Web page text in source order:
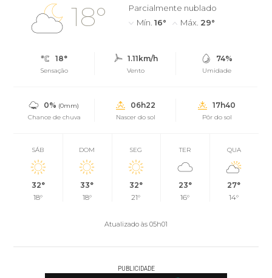
18°
Parcialmente nublado
Mín. 16° Máx. 29°
18°
Sensação
1.11km/h
Vento
74%
Umidade
0% (0mm)
Chance de chuva
06h22
Nascer do sol
17h40
Pôr do sol
SÁB
32°
18°
DOM
33°
18°
SEG
32°
21°
TER
23°
16°
QUA
27°
14°
Atualizado às 05h01
PUBLICIDADE